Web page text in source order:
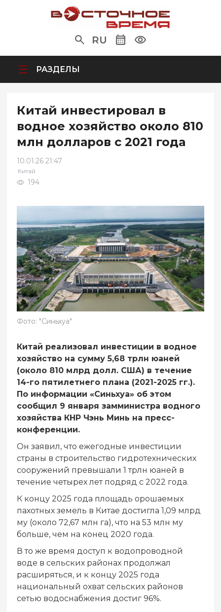
RU
РАЗДЕЛЫ
Китай инвестировал в
водное хозяйство около 810
млн долларов с 2021 года
10.01.26 21:47
Китай
194
Фото: "Синьхуа"
Китай реализовал инвестиции в водное
хозяйство на сумму 5,68 трлн юаней
(около 810 млрд долл. США) в течение
14-го пятилетнего плана (2021-2025 гг.).
По информации «Синьхуа» об этом
сообщил 9 января замминистра водного
хозяйства КНР Чэнь Минь на пресс-
конференции.
Он заявил, что ежегодные инвестиции
страны в строительство гидротехнических
сооружений превышали 1 трлн юаней в
течение четырех лет подряд с 2022 года.
К концу 2025 года площадь орошаемых
пахотных земель в Китае достигла 1,09 млрд
му (около 72,67 млн га), что на 53 млн му
больше, чем на конец 2020 года.
В то же время доступ к водопроводной
воде в сельских районах продолжал
расширяться, и к концу 2025 года
национальный охват сельских районов
сетью водоснабжения достиг 96%.